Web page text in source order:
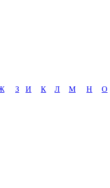
З И К Л М Н О